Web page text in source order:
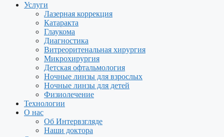
Услуги
Лазерная коррекция
Катаракта
Глаукома
Диагностика
Витреоритенальная хирургия
Микрохирургия
Детская офтальмология
Ночные линзы для взрослых
Ночные линзы для детей
Физиолечение
Технологии
О нас
Об Интервзгляде
Наши доктора